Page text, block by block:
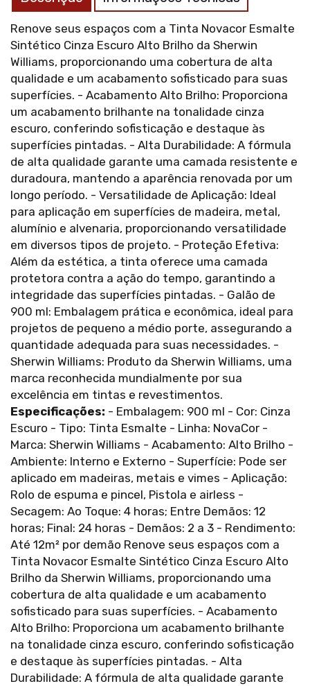
Renove seus espaços com a Tinta Novacor Esmalte
Sintético Cinza Escuro Alto Brilho da Sherwin
Williams, proporcionando uma cobertura de alta
qualidade e um acabamento sofisticado para suas
superfícies. - Acabamento Alto Brilho: Proporciona
um acabamento brilhante na tonalidade cinza
escuro, conferindo sofisticação e destaque às
superfícies pintadas. - Alta Durabilidade: A fórmula
de alta qualidade garante uma camada resistente e
duradoura, mantendo a aparência renovada por um
longo período. - Versatilidade de Aplicação: Ideal
para aplicação em superfícies de madeira, metal,
alumínio e alvenaria, proporcionando versatilidade
em diversos tipos de projeto. - Proteção Efetiva:
Além da estética, a tinta oferece uma camada
protetora contra a ação do tempo, garantindo a
integridade das superfícies pintadas. - Galão de
900 ml: Embalagem prática e econômica, ideal para
projetos de pequeno a médio porte, assegurando a
quantidade adequada para suas necessidades. -
Sherwin Williams: Produto da Sherwin Williams, uma
marca reconhecida mundialmente por sua
excelência em tintas e revestimentos.
Especificações: - Embalagem: 900 ml - Cor: Cinza
Escuro - Tipo: Tinta Esmalte - Linha: NovaCor -
Marca: Sherwin Williams - Acabamento: Alto Brilho -
Ambiente: Interno e Externo - Superfície: Pode ser
aplicado em madeiras, metais e vimes - Aplicação:
Rolo de espuma e pincel, Pistola e airless -
Secagem: Ao Toque: 4 horas; Entre Demãos: 12
horas; Final: 24 horas - Demãos: 2 a 3 - Rendimento:
Até 12m² por demão Renove seus espaços com a
Tinta Novacor Esmalte Sintético Cinza Escuro Alto
Brilho da Sherwin Williams, proporcionando uma
cobertura de alta qualidade e um acabamento
sofisticado para suas superfícies. - Acabamento
Alto Brilho: Proporciona um acabamento brilhante
na tonalidade cinza escuro, conferindo sofisticação
e destaque às superfícies pintadas. - Alta
Durabilidade: A fórmula de alta qualidade garante